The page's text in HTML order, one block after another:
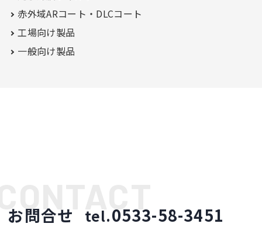
赤外域ARコート・ DLCコート
工場向け製品
一般向け製品
お問合せ tel.0533-58-3451